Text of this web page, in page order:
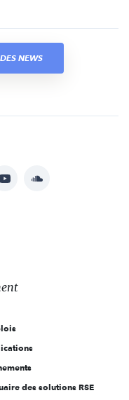
NEWS
YouTubeSoundcloud
des solutions RSE